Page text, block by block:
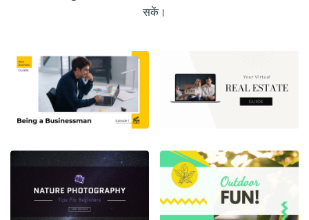
सकें।